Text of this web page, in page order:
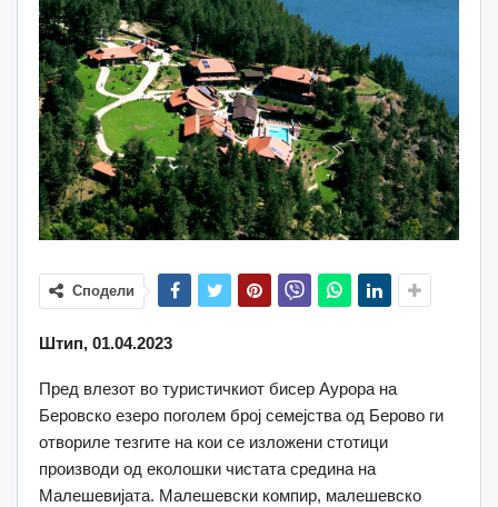
Сподели
Штип, 01.04.2023
Пред влезот во туристичкиот бисер Аурора на
Беровско езеро поголем број семејства од Берово ги
отвориле тезгите на кои се изложени стотици
производи од еколошки чистата средина на
Малешевијата. Малешевски компир, малешевско